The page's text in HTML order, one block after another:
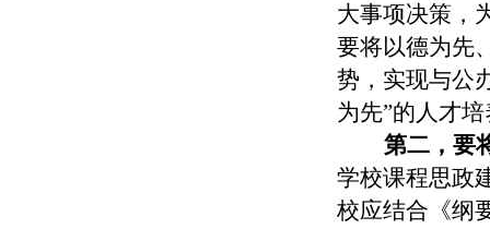
大事项决策，
要将以德为先
势，实现与公
为先”的人才
第二， 要
学校课程思政
校应结合《纲